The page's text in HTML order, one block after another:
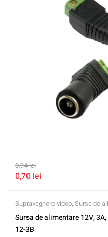
0,94lei
0,70 lei
Supraveghere video, Surse de
Sursa de alimentare 12V,
12-3B